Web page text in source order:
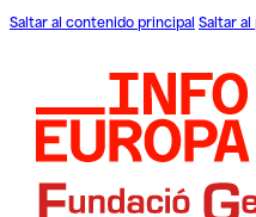
Saltar al contenido principal Saltar